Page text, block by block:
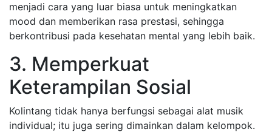
menjadi cara yang luar biasa untuk meningkatkan
mood dan memberikan rasa prestasi, sehingga
berkontribusi pada kesehatan mental yang lebih baik.
3. Memperkuat
Keterampilan Sosial
Kolintang tidak hanya berfungsi sebagai alat musik
individual; itu juga sering dimainkan dalam kelompok.